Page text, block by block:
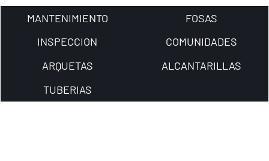
MANTENIMIENTO
FOSAS
INSPECCION
COMUNIDADES
ARQUETAS
ALCANTARILLAS
TUBERIAS